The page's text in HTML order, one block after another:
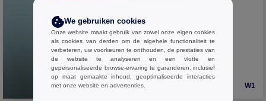
W1 W1
We gebruiken cookies
Onze website maakt gebruik van zowel onze eigen cookies
als cookies van derden om de algehele functionaliteit te
verbeteren, uw voorkeuren te onthouden, de prestaties van
de website te analyseren en een vlotte en
gepersonaliseerde browse-ervaring te garanderen, inclusief
op maat gemaakte inhoud, geoptimaliseerde interacties
met onze website en advertenties.